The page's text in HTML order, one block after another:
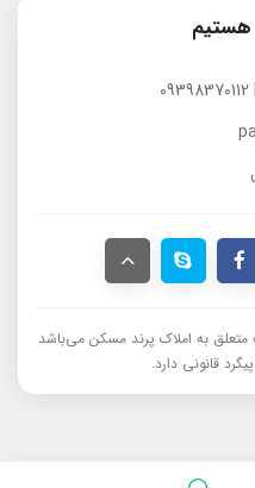
هستیم
به املاک پرند مسکن می‌باشد
قانونی دارد.